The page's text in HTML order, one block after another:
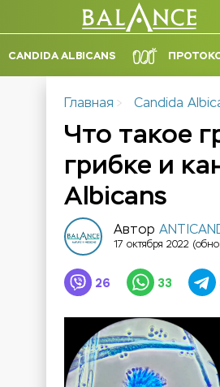
CANDIDA ALBICANS
Главная Candida
Что такое
грибке и
Albicans
Автор
17 октября 2022
26 33